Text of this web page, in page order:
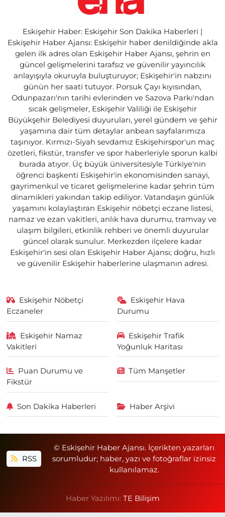
Eskişehir Haber: Eskişehir Son Dakika Haberleri |
Eskişehir Haber Ajansı: Eskişehir haber denildiğinde akla
gelen ilk adres olan Eskişehir Haber Ajansı, şehrin en
güncel gelişmelerini tarafsız ve güvenilir yayıncılık
anlayışıyla okuruyla buluşturuyor; Eskişehir'in nabzını
günün her saati tutuyor. Porsuk Çayı kıyısından,
Odunpazarı'nın tarihi evlerinden ve Sazova Parkı'ndan
sıcak gelişmeler, Eskişehir Valiliği ile Eskişehir
Büyükşehir Belediyesi duyuruları, yerel gündem ve şehir
yaşamına dair tüm detaylar anbean sayfalarımıza
taşınıyor. Kırmızı-Siyah sevdamız Eskişehirspor'un maç
özetleri, fikstür, transfer ve spor haberleriyle sporun kalbi
burada atıyor. Üç büyük üniversitesiyle Türkiye'nin
öğrenci başkenti Eskişehir'in ekonomisinden sanayi,
gayrimenkul ve ticaret gelişmelerine kadar şehrin tüm
dinamikleri yakından takip ediliyor. Vatandaşın günlük
yaşamını kolaylaştıran Eskişehir nöbetçi eczane listesi,
namaz ve ezan vakitleri, anlık hava durumu, tramvay ve
ulaşım bilgileri, etkinlik rehberi ve önemli duyurular
güncel olarak sunulur. Merkezden ilçelere kadar
Eskişehir'in sesi olan Eskişehir Haber Ajansı; doğru, hızlı
ve güvenilir Eskişehir haberlerine ulaşmanın adresi.
Eskişehir Nöbetçi
Eczaneler
Eskişehir Hava
Durumu
Eskişehir Namaz
Vakitleri
Eskişehir Trafik
Yoğunluk Haritası
Puan Durumu ve
Fikstür
Tüm Manşetler
Son Dakika Haberleri Haber Arşivi
RSS
© Eskişehir Haber Ajansı. İçerikten yazarları
sorumludur; haber, yazı ve fotoğraflar izinsiz
kullanılamaz.
Haber Yazılımı: TE Bilişim